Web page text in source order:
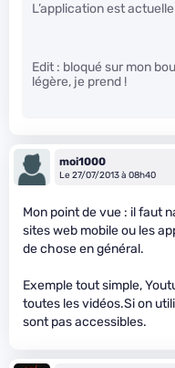
L’application est
Edit : bloqué sur mon
légère, je prend !
moi1000
Le 27/07/2013 à 08h40
Mon point de vue : il faut
sites web mobile ou les
de chose en général.
Exemple tout simple,
toutes les vidéos.Si on
sont pas accessibles.